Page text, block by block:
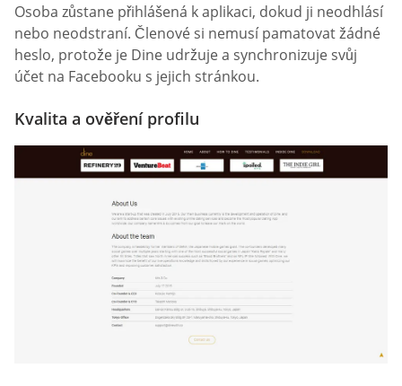
Osoba zůstane přihlášená k aplikaci, dokud ji neodhlásí
nebo neodstraní. Členové si nemusí pamatovat žádné
heslo, protože je Dine udržuje a synchronizuje svůj
účet na Facebooku s jejich stránkou.
Kvalita a ověření profilu